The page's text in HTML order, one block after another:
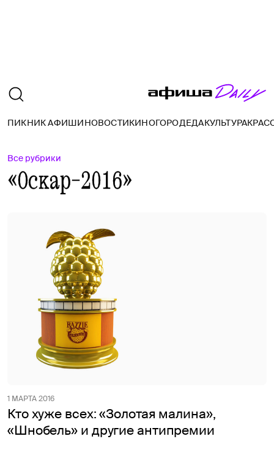
ПИКНИК АФИШИНОВОСТИКИНОГОРОДЕДАКУЛЬТУРА
Все рубрики
«Оскар-2016»
1 МАРТА 2016
Кто хуже всех: «Золотая малина»,
«Шнобель» и другие антипремии